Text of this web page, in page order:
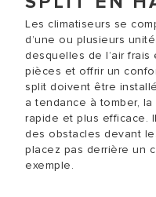
Les climatiseurs se
d’une ou plusieurs
desquelles de l’air
pièces et offrir un
split doivent être
a tendance à tomber,
rapide et plus efficace.
des obstacles devant
placez pas derrière un
exemple.